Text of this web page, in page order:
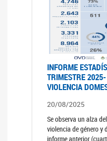
INFORME
TRIMESTRE
VIOLENCIA
20/08/2025
Se observa un alza
violencia de género y
informe anterior